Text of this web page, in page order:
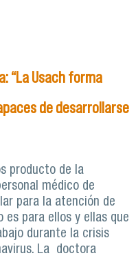
Primer Seminario
Derecho a la Salud y
la Atención Primaria
“La Usach forma
de desarrollarse
producto de la
médico de
para la atención de
es para ellos y ellas que
durante la crisis
La doctora